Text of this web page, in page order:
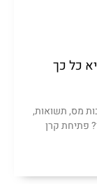
כל כך
מס, תשואות,
פתיחת קרן